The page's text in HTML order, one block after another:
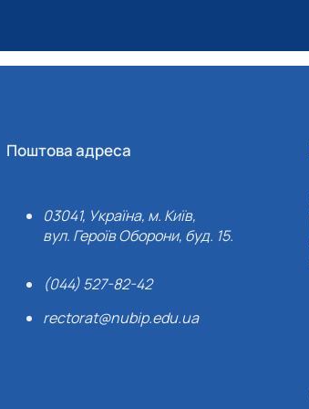
Поштова адреса
03041, Україна, м. Київ,
вул. Героїв Оборони, буд. 15.
(044) 527-82-42
rectorat@nubip.edu.ua